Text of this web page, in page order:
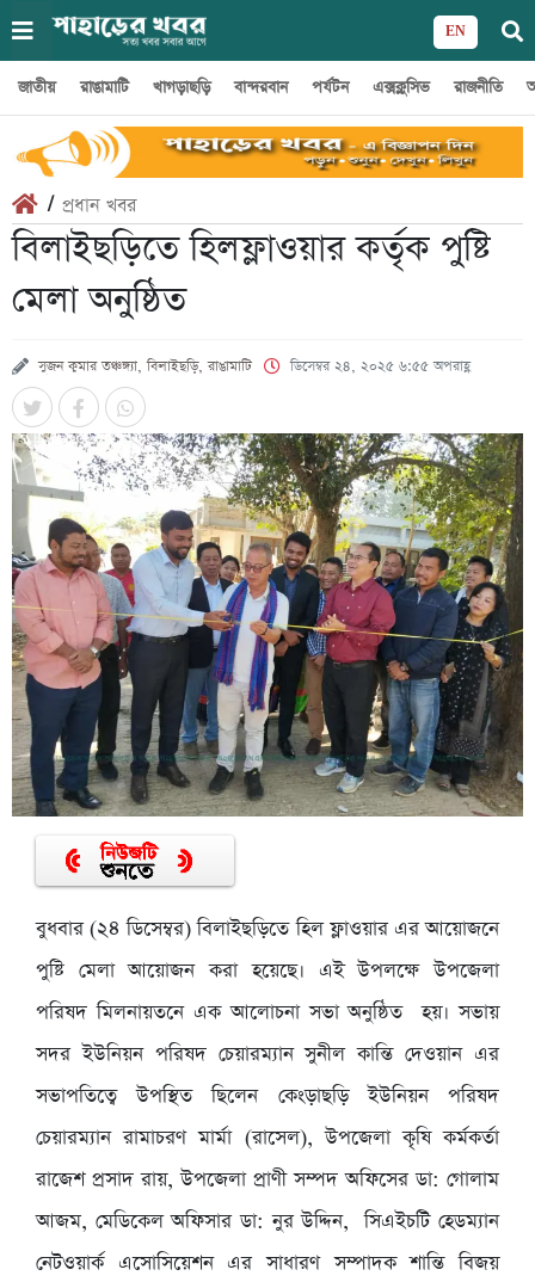
EN
জাতীয় রাঙামাটি খাগড়াছড়ি বান্দরবান পর্যটন এক্সক্লুসিভ রাজনীতি
/ প্রধান খবর
বিলাইছড়িতে হিলফ্লাওয়ার কর্তৃক পুষ্টি
মেলা অনুষ্ঠিত
সুজন কুমার তঞ্চঙ্গ্যা, বিলাইছড়ি, রাঙামাটি ডিসেম্বর ২৪, ২০২৫ ৬:৫৫ অপরাহ্ণ
বুধবার (২৪ ডিসেম্বর) বিলাইছড়িতে হিল ফ্লাওয়ার এর আয়োজনে
পুষ্টি মেলা আয়োজন করা হয়েছে। এই উপলক্ষে উপজেলা
পরিষদ মিলনায়তনে এক আলোচনা সভা অনুষ্ঠিত হয়। সভায়
সদর ইউনিয়ন পরিষদ চেয়ারম্যান সুনীল কান্তি দেওয়ান এর
সভাপতিত্বে উপস্থিত ছিলেন কেংড়াছড়ি ইউনিয়ন পরিষদ
চেয়ারম্যান রামাচরণ মার্মা (রাসেল), উপজেলা কৃষি কর্মকর্তা
রাজেশ প্রসাদ রায়, উপজেলা প্রাণী সম্পদ অফিসের ডা: গোলাম
আজম, মেডিকেল অফিসার ডা: নুর উদ্দিন, সিএইচটি হেডম্যান
নেটওয়ার্ক এসোসিয়েশন এর সাধারণ সম্পাদক শান্তি বিজয়